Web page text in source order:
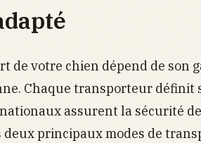
de votre chien dépend de son
Chaque transporteur définit
assurent la sécurité
deux principaux modes de